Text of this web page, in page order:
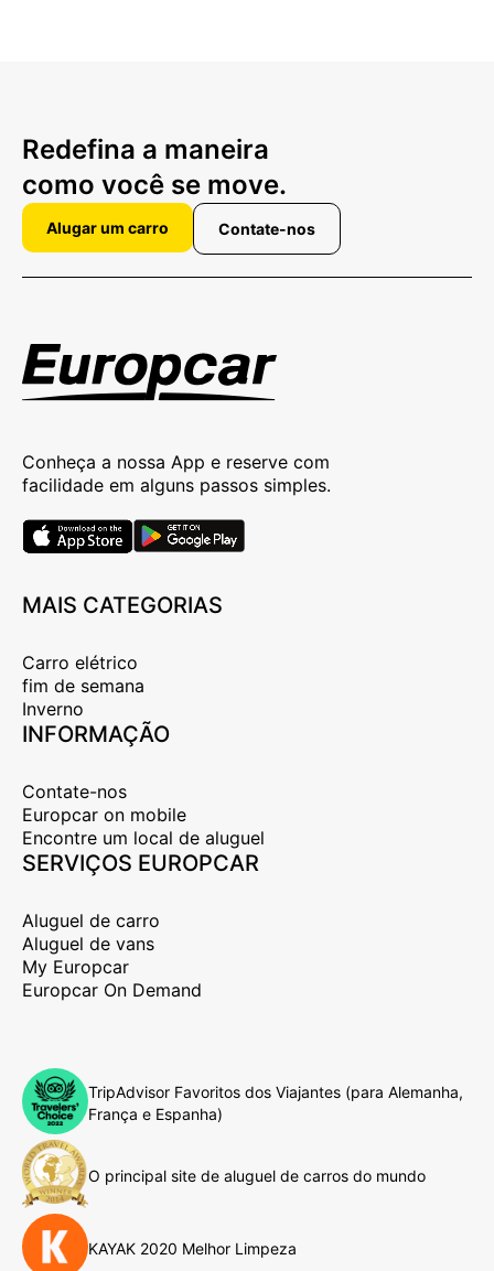
Redefina a maneira
como você se move.
Alugar um carro Contate-nos
Conheça a nossa App e reserve com
facilidade em alguns passos simples.
MAIS CATEGORIAS
Carro elétrico
fim de semana
Inverno
INFORMAÇÃO
Contate-nos
Europcar on mobile
Encontre um local de aluguel
SERVIÇOS EUROPCAR
Aluguel de carro
Aluguel de vans
My Europcar
Europcar On Demand
TripAdvisor Favoritos dos Viajantes (para Alemanha,
França e Espanha)
O principal site de aluguel de carros do mundo
KAYAK 2020 Melhor Limpeza